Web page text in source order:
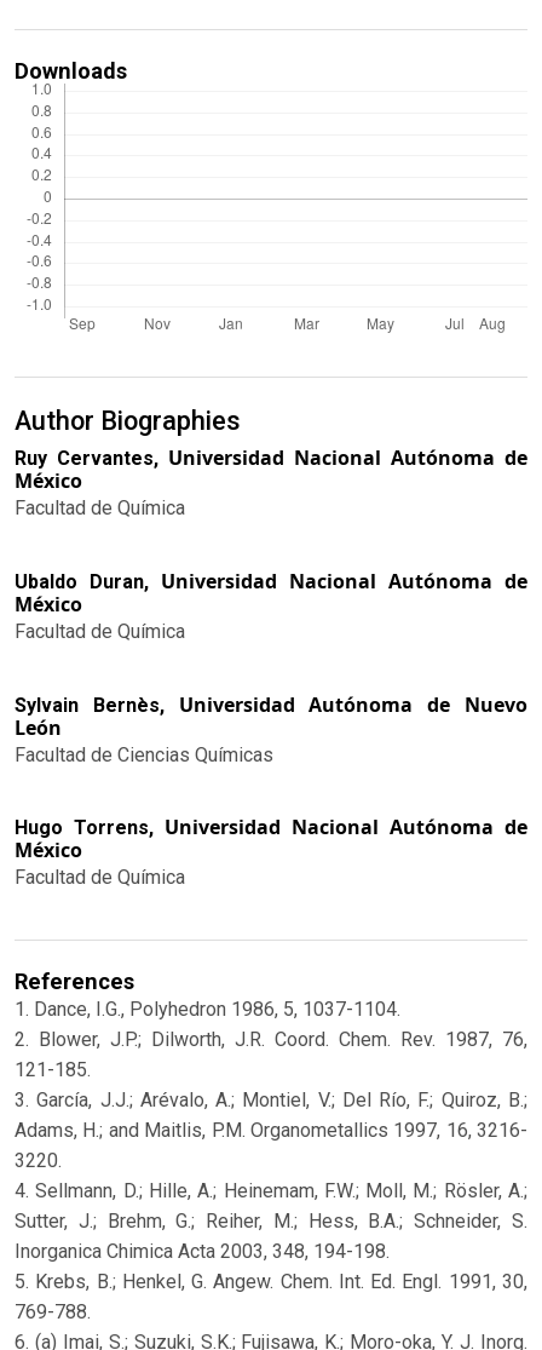
Downloads
Author Biographies
Ruy Cervantes, Universidad Nacional Autónoma de
México
Facultad de Química
Ubaldo Duran, Universidad Nacional Autónoma de
México
Facultad de Química
Sylvain Bernès, Universidad Autónoma de Nuevo
León
Facultad de Ciencias Químicas
Hugo Torrens, Universidad Nacional Autónoma de
México
Facultad de Química
References
1. Dance, I.G., Polyhedron 1986, 5, 1037-1104.
2. Blower, J.P.; Dilworth, J.R. Coord. Chem. Rev. 1987, 76,
121-185.
3. García, J.J.; Arévalo, A.; Montiel, V.; Del Río, F.; Quiroz, B.;
Adams, H.; and Maitlis, P.M. Organometallics 1997, 16, 3216-
3220.
4. Sellmann, D.; Hille, A.; Heinemam, F.W.; Moll, M.; Rösler, A.;
Sutter, J.; Brehm, G.; Reiher, M.; Hess, B.A.; Schneider, S.
Inorganica Chimica Acta 2003, 348, 194-198.
5. Krebs, B.; Henkel, G. Angew. Chem. Int. Ed. Engl. 1991, 30,
769-788.
6. (a) Imai, S.; Suzuki, S.K.; Fujisawa, K.; Moro-oka, Y. J. Inorg.